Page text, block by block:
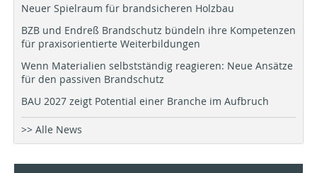
Neuer Spielraum für brandsicheren Holzbau
BZB und Endreß Brandschutz bündeln ihre Kompetenzen
für praxisorientierte Weiterbildungen
Wenn Materialien selbstständig reagieren: Neue Ansätze
für den passiven Brandschutz
BAU 2027 zeigt Potential einer Branche im Aufbruch
>> Alle News